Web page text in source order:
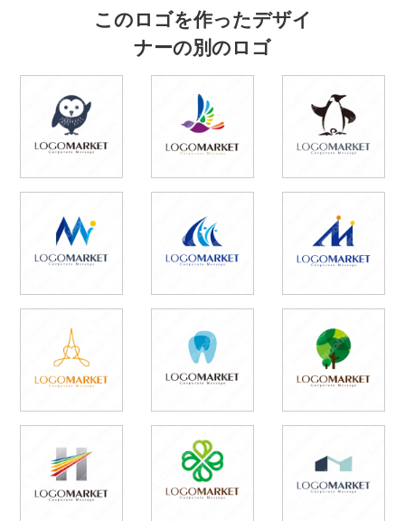
このロゴを作ったデザイ
ナーの別のロゴ